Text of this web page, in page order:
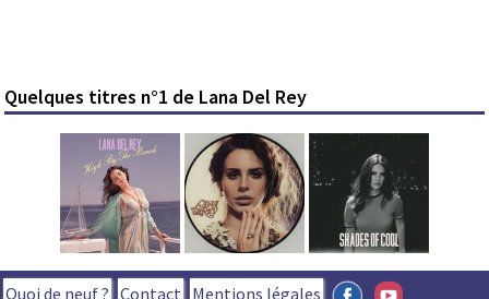
Quelques titres n°1 de Lana Del Rey
Quoi de neuf ? Contact Mentions légales